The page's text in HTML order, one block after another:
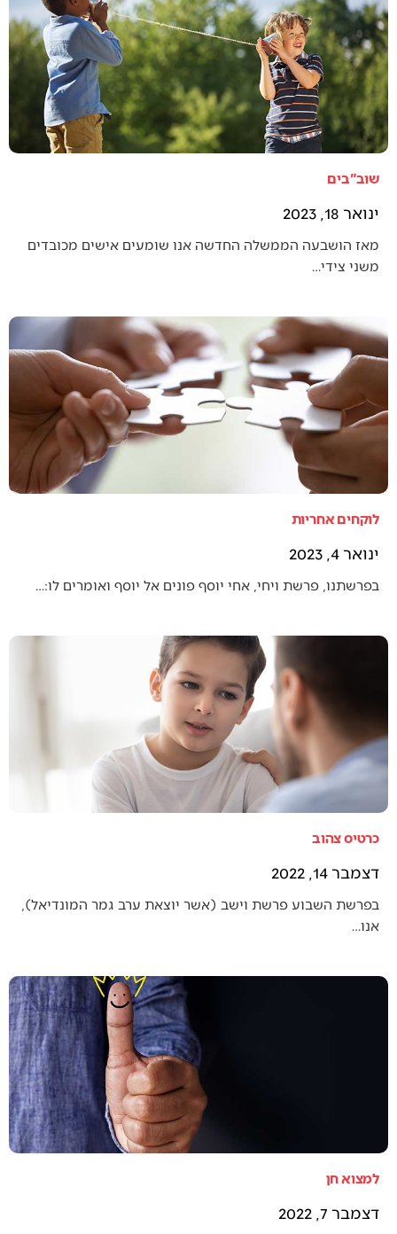
שוב"בים
ינואר 18, 2023
מאז הושבעה הממשלה החדשה אנו שומעים אישים מכובדים
משני צידי…
לוקחים אחריות
ינואר 4, 2023
בפרשתנו, פרשת ויחי, אחי יוסף פונים אל יוסף ואומרים לו:…
כרטיס צהוב
דצמבר 14, 2022
בפרשת השבוע פרשת וישב (אשר יוצאת ערב גמר המונדיאל),
אנו…
למצוא חן
דצמבר 7, 2022